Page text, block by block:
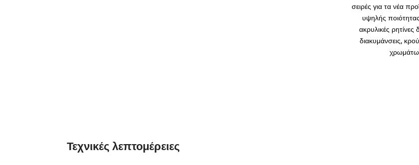
σειρές για τα νέα
υψηλής
ακρυλικές
διακυμάνσεις,
Τεχνικές λεπτομέρειες